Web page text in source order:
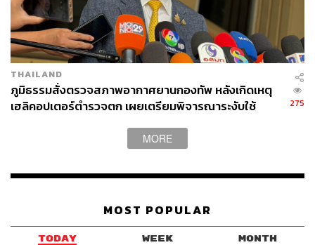
THAILAND
ภูมิธรรม​สั่งตรวจสภาพอากาศยานกองทัพ​ หลังเกิดเหตุ
เฮลิคอปเตอร์ตำรวจตก เผยเตรียมพิจารณาระงับใช้
275
MORE
MOST POPULAR
TODAY WEEK MONTH